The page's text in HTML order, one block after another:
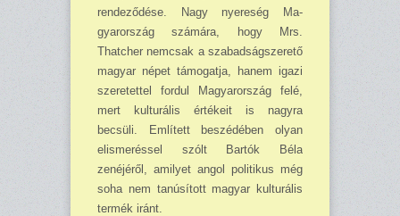
rendeződése. Nagy nyereség Ma­
gyarország számára, hogy Mrs.
Thatcher nemcsak a szabadságszerető
magyar népet támogatja, hanem igazi
szeretettel fordul Magyarország felé,
mert kulturális értékeit is nagyra
becsüli. Említett beszédében olyan
elismeréssel szólt Bartók Béla
zenéjéről, amilyet angol politikus még
soha nem tanúsított magyar kulturális
termék iránt.